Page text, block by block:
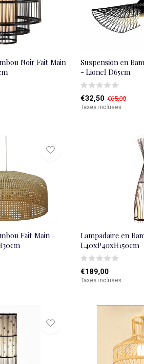
Noir Fait Main
Suspension en
- Lionel D65cm
€32,50 €65,00
Taxes incluses
Fait Main -
Lampadaire en
L40xP40xH150cm
€189,00
Taxes incluses